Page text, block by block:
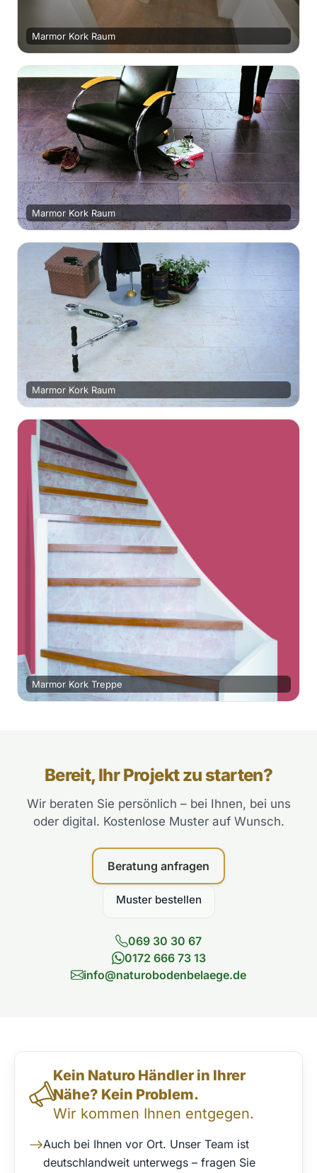
Marmor Kork Raum
Marmor Kork Raum
Marmor Kork Raum
Marmor Kork Treppe
Bereit, Ihr Projekt zu starten?
Wir beraten Sie persönlich – bei Ihnen, bei uns
oder digital. Kostenlose Muster auf Wunsch.
Beratung anfragen
Muster bestellen
069 30 30 67
0172 666 73 13
info@naturobodenbelaege.de
Kein Naturo Händler in Ihrer
Nähe? Kein Problem.
Wir kommen Ihnen entgegen.
Auch bei Ihnen vor Ort. Unser Team ist
deutschlandweit unterwegs – fragen Sie